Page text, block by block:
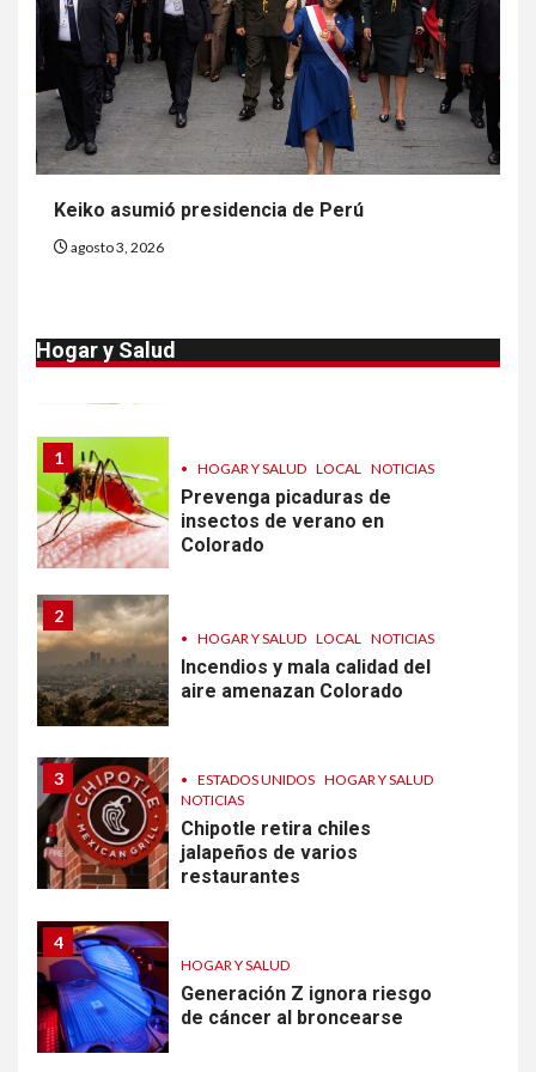
Keiko asumió presidencia de Perú
agosto 3, 2026
Hogar y Salud
Más casos de sarampión en
EEUU este año que en 2025
9 • ESTADOS UNIDOS HOGAR Y SALUD
NOTICIAS
Van 4,100 casos confirmados
por parásito que causa
diarrea en EEUU
Sigue investigación sobre
Taylor Farms por lechuga
1
• HOGAR Y SALUD LOCAL NOTICIAS
Prevenga picaduras de
insectos de verano en
Colorado
2
• HOGAR Y SALUD LOCAL NOTICIAS
Incendios y mala calidad del
aire amenazan Colorado
3 • ESTADOS UNIDOS HOGAR Y SALUD
NOTICIAS
Chipotle retira chiles
jalapeños de varios
restaurantes
4
HOGAR Y SALUD
Generación Z ignora riesgo
de cáncer al broncearse